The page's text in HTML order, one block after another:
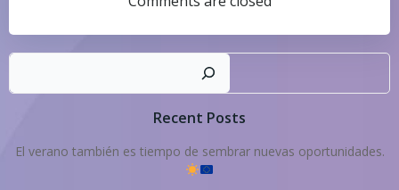
las
entradasRecent Posts
El verano también es tiempo de sembrar nuevas oportunidades.